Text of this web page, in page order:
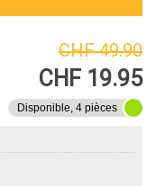
CHF 49.90
CHF 19.95
Disponible, 4 pièces